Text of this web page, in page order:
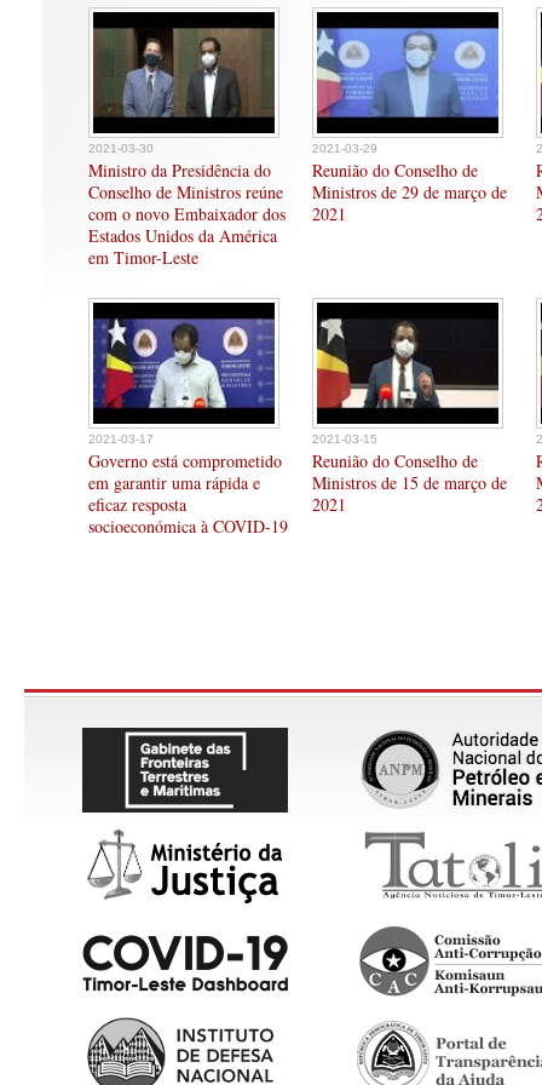
2021-03-30
Ministro da Presidência do
Conselho de Ministros reúne
com o novo Embaixador dos
Estados Unidos da América
em Timor-Leste
2021-03-29
Reunião do Conselho de
Ministros de 29 de março de
2021
2021-03-17
Governo está comprometido
em garantir uma rápida e
eficaz resposta
socioeconómica à COVID-19
2021-03-15
Reunião do Conselho de
Ministros de 15 de março de
2021